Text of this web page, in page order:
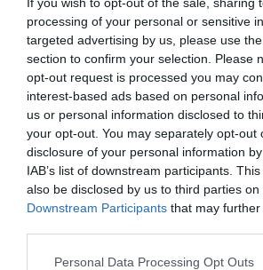
processing of your personal or sensitive
targeted advertising by us, please use
section to confirm your selection. Please
opt-out request is processed you may
interest-based ads based on personal
us or personal information disclosed to
your opt-out. You may separately opt-out
disclosure of your personal information
IAB’s list of downstream participants.
also be disclosed by us to third parties on
Downstream Participants that may
Personal Data Processing Opt Outs